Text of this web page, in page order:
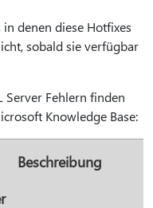
denen diese Hotfixes
sobald sie verfügbar
Server Fehlern finden
Knowledge Base:
Beschreibung